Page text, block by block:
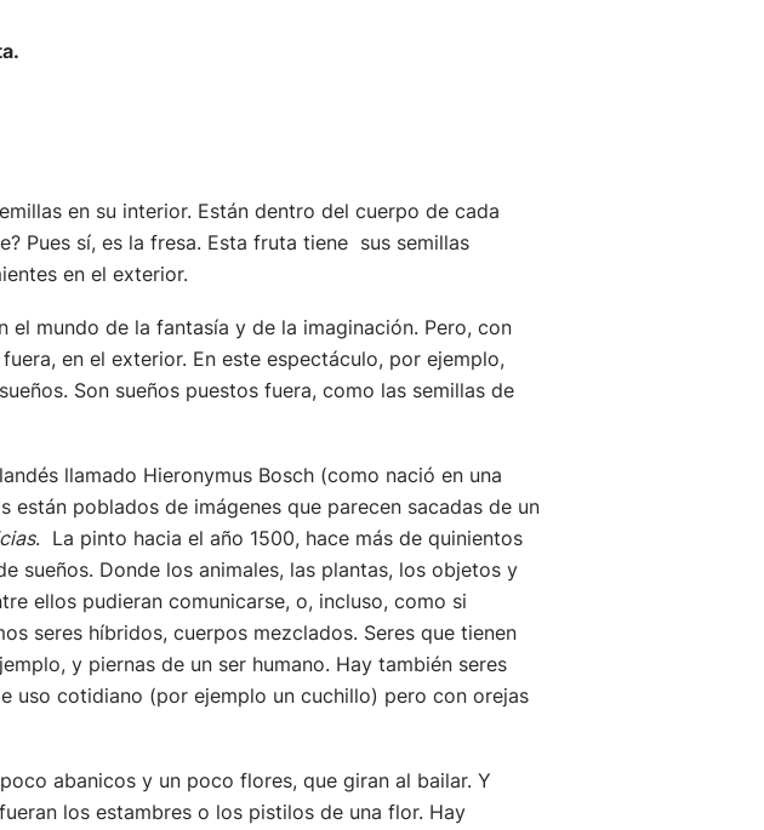
en su interior. Están dentro del cuerpo de cada
Pues sí, es la fresa. Esta fruta tiene sus semillas
en el exterior.
el mundo de la fantasía y de la imaginación. Pero, con
en el exterior. En este espectáculo, por ejemplo,
Son sueños puestos fuera, como las semillas de
llamado Hieronymus Bosch (como nació en una
poblados de imágenes que parecen sacadas de un
. La pinto hacia el año 1500, hace más de quinientos
sueños. Donde los animales, las plantas, los objetos y
ellos pudieran comunicarse, o, incluso, como si
seres híbridos, cuerpos mezclados. Seres que tienen
y piernas de un ser humano. Hay también seres
uso cotidiano (por ejemplo un cuchillo) pero con orejas
abanicos y un poco flores, que giran al bailar. Y
los estambres o los pistilos de una flor. Hay